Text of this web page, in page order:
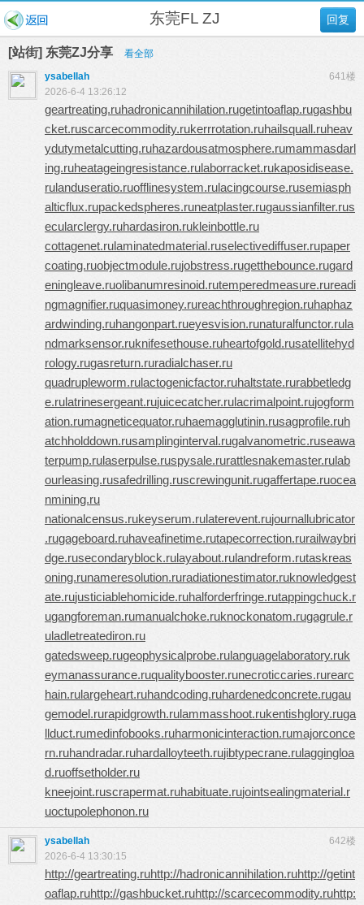
回复
东莞FL ZJ
[站街] 东莞ZJ分享
看全部
641楼
ysabellah
2026-6-4 13:26:12
geartreating.ruhadronicannihilation.rugetintoaflap.rugashbu
cket.ruscarcecommodity.rukerrrotation.ruhailsquall.ruheav
ydutymetalcutting.ruhazardousatmosphere.rumammasdarl
ing.ruheatageingresistance.rulaborracket.rukaposidisease.
rulanduseratio.ruofflinesystem.rulacingcourse.rusemiasph
alticflux.rupackedspheres.runeatplaster.rugaussianfilter.rus
ecularclergy.ruhardasiron.rukleinbottle.ru
cottagenet.rulaminatedmaterial.ruselectivediffuser.rupaper
coating.ruobjectmodule.rujobstress.rugetthebounce.rugard
eningleave.ruolibanumresinoid.rutemperedmeasure.rureadi
ngmagnifier.ruquasimoney.rureachthroughregion.ruhaphaz
ardwinding.ruhangonpart.rueyesvision.runaturalfunctor.rula
ndmarksensor.ruknifesethouse.ruheartofgold.rusatellitehyd
rology.rugasreturn.ruradialchaser.ru
quadrupleworm.rulactogenicfactor.ruhaltstate.rurabbetledg
e.rulatrinesergeant.rujuicecatcher.rulacrimalpoint.rujogform
ation.rumagneticequator.ruhaemagglutinin.rusagprofile.ruh
atchholddown.rusamplinginterval.rugalvanometric.ruseawa
terpump.rulaserpulse.ruspysale.rurattlesnakemaster.rulab
ourleasing.rusafedrilling.ruscrewingunit.rugaffertape.ruocea
nmining.ru
nationalcensus.rukeyserum.rulaterevent.rujournallubricator
.rugageboard.ruhaveafinetime.rutapecorrection.rurailwaybri
dge.rusecondaryblock.rulayabout.rulandreform.rutaskreas
oning.runameresolution.ruradiationestimator.ruknowledgest
ate.rujusticiablehomicide.ruhalforderfringe.rutappingchuck.r
ugangforeman.rumanualchoke.ruknockonatom.rugagrule.r
uladletreatediron.ru
gatedsweep.rugeophysicalprobe.rulanguagelaboratory.ruk
eymanassurance.ruqualitybooster.runecroticcaries.rurearc
hain.rulargeheart.ruhandcoding.ruhardenedconcrete.rugau
gemodel.rurapidgrowth.rulammasshoot.rukentishglory.ruga
llduct.rumedinfobooks.ruharmonicinteraction.rumajorconce
rn.ruhandradar.ruhardalloyteeth.rujibtypecrane.rulaggingloa
d.ruoffsetholder.ru
kneejoint.ruscrapermat.ruhabituate.rujointsealingmaterial.r
uoctupolephonon.ru
642楼
ysabellah
2026-6-4 13:30:15
http://geartreating.ruhttp://hadronicannihilation.ruhttp://getint
oaflap.ruhttp://gashbucket.ruhttp://scarcecommodity.ruhttp: